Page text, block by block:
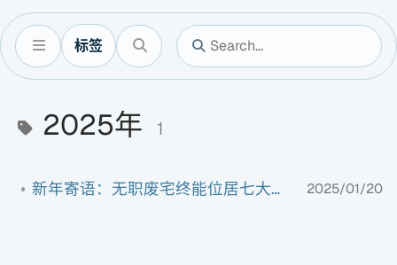
标签
2025年 1
新年寄语：无职废宅终能位居七大列强，何况你我？ 2025/01/20